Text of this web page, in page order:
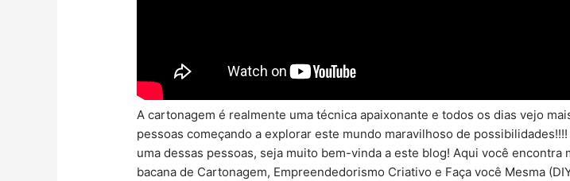
A cartonagem é realmente uma técnica apaixonante e todos os dias vejo
pessoas começando a explorar este mundo maravilhoso de possibilidades!!!!
uma dessas pessoas, seja muito bem-vinda a este blog! Aqui você encontra
bacana de Cartonagem, Empreendedorismo Criativo e Faça você Mesma